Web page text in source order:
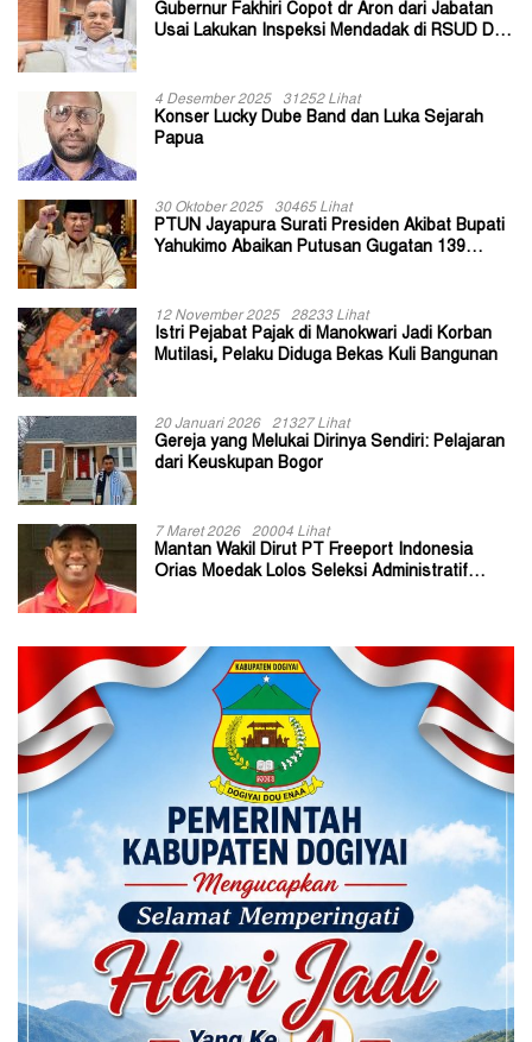
Gubernur Fakhiri Copot dr Aron dari Jabatan
Usai Lakukan Inspeksi Mendadak di RSUD Dok
4 Desember 2025 31252 Lihat
Konser Lucky Dube Band dan Luka Sejarah
Papua
30 Oktober 2025 30465 Lihat
PTUN Jayapura Surati Presiden Akibat Bupati
Yahukimo Abaikan Putusan Gugatan 139
12 November 2025 28233 Lihat
Istri Pejabat Pajak di Manokwari Jadi Korban
Mutilasi, Pelaku Diduga Bekas Kuli Bangunan
20 Januari 2026 21327 Lihat
Gereja yang Melukai Dirinya Sendiri: Pelajaran
dari Keuskupan Bogor
7 Maret 2026 20004 Lihat
Mantan Wakil Dirut PT Freeport Indonesia
Orias Moedak Lolos Seleksi Administratif